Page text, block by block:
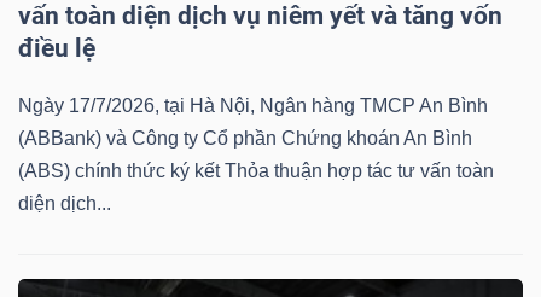
vấn toàn diện dịch vụ niêm yết và tăng vốn
điều lệ
Ngày 17/7/2026, tại Hà Nội, Ngân hàng TMCP An Bình
(ABBank) và Công ty Cổ phần Chứng khoán An Bình
(ABS) chính thức ký kết Thỏa thuận hợp tác tư vấn toàn
diện dịch...
Báo
phân
tích
(-)